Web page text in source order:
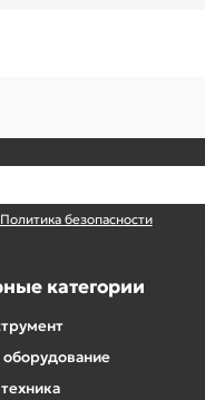
Политика безопасности
категории